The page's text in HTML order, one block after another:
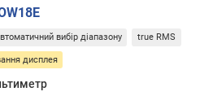
вибір діапазону true RMS
дисплея